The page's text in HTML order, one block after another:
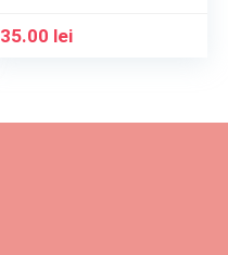
35.00 lei